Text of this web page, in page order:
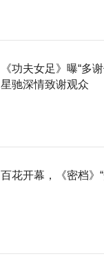
《功夫女足》曝“多
星驰深情致谢观众
百花开幕，《密档》